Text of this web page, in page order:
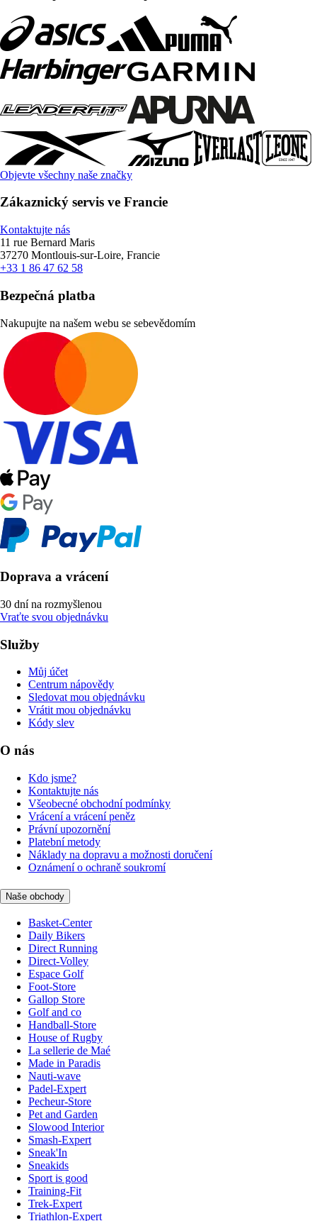
Objevte všechny naše značky
Zákaznický servis ve Francie
Kontaktujte nás
11 rue Bernard Maris
37270 Montlouis-sur-Loire, Francie
+33 1 86 47 62 58
Bezpečná platba
Nakupujte na našem webu se sebevědomím
Doprava a vrácení
30 dní na rozmyšlenou
Vraťte svou objednávku
Služby
Můj účet
Centrum nápovědy
Sledovat mou objednávku
Vrátit mou objednávku
Kódy slev
O nás
Kdo jsme?
Kontaktujte nás
Všeobecné obchodní podmínky
Vrácení a vrácení peněz
Právní upozornění
Platební metody
Náklady na dopravu a možnosti doručení
Oznámení o ochraně soukromí
Naše obchody
Basket-Center
Daily Bikers
Direct Running
Direct-Volley
Espace Golf
Foot-Store
Gallop Store
Golf and co
Handball-Store
House of Rugby
La sellerie de Maé
Made in Paradis
Nauti-wave
Padel-Expert
Pecheur-Store
Pet and Garden
Slowood Interior
Smash-Expert
Sneak'In
Sneakids
Sport is good
Training-Fit
Trek-Expert
Triathlon-Expert